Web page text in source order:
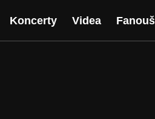
Koncerty Videa